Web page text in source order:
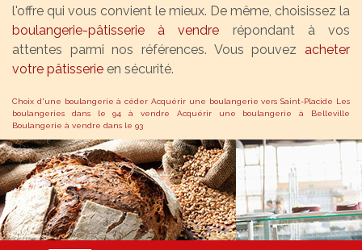
l'offre qui vous convient le mieux. De même, choisissez la
boulangerie-pâtisserie à vendre répondant à vos
attentes parmi nos références. Vous pouvez acheter
votre pâtisserie en sécurité.
Choix d'une boulangerie à céder Acquérir une boulangerie vers Saint-Placide Les
boulangeries dans le 94 à vendre
Acquérir une boulangerie à Belleville
Boulangerie à vendre dans le 93